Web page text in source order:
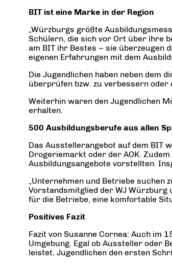
BIT ist eine Marke in der Region
„Würzburgs größte
Schülern, die sich vor Ort über ihre
am BIT ihr Bestes – sie überzeugen
eigenen Erfahrungen mit dem
Die Jugendlichen haben neben dem
überprüfen bzw. zu verbessern
Weiterhin waren den Jugendlichen
erhalten.
500 Ausbildungsberufe aus allen
Das Ausstellerangebot auf dem BIT
Drogeriemarkt oder der AOK.
Ausbildungsangebote vorstellten.
„Unternehmen und Betriebe
Vorstandsmitglied der WJ
für die Betriebe, eine komfortable
Positives Fazit
Fazit von Susanne Cornea: Auch im
Umgebung. Egal ob Aussteller oder
leistet, Jugendlichen den ersten